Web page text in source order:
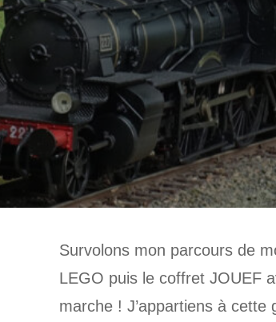
Survolons mon parcours de
LEGO puis le coffret JOUEF
marche ! J’appartiens à